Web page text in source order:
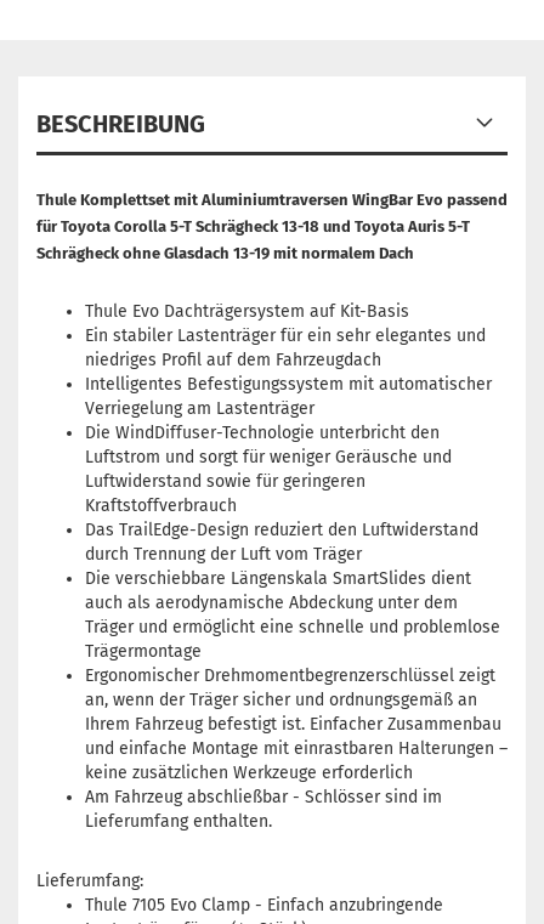
BESCHREIBUNG
Thule Komplettset mit Aluminiumtraversen WingBar Evo passend
fürToyota Corolla 5-T Schrägheck 13-18 und Toyota Auris 5-T
Schrägheck ohne Glasdach 13-19 mit normalem Dach
Thule Evo Dachträgersystem auf Kit-Basis
Ein stabiler Lastenträger für ein sehr elegantes und
niedriges Profil auf dem Fahrzeugdach
Intelligentes Befestigungssystem mit automatischer
Verriegelung am Lastenträger
Die WindDiffuser-Technologie unterbricht den
Luftstrom und sorgt für weniger Geräusche und
Luftwiderstand sowie für geringeren
Kraftstoffverbrauch
Das TrailEdge-Design reduziert den Luftwiderstand
durch Trennung der Luft vom Träger
Die verschiebbare Längenskala SmartSlides dient
auch als aerodynamische Abdeckung unter dem
Träger und ermöglicht eine schnelle und problemlose
Trägermontage
Ergonomischer Drehmomentbegrenzerschlüssel zeigt
an, wenn der Träger sicher und ordnungsgemäß an
Ihrem Fahrzeug befestigt ist. Einfacher Zusammenbau
und einfache Montage mit einrastbaren Halterungen –
keine zusätzlichen Werkzeuge erforderlich
Am Fahrzeug abschließbar - Schlösser sind im
Lieferumfang enthalten.
Lieferumfang:
Thule 7105 Evo Clamp - Einfach anzubringende